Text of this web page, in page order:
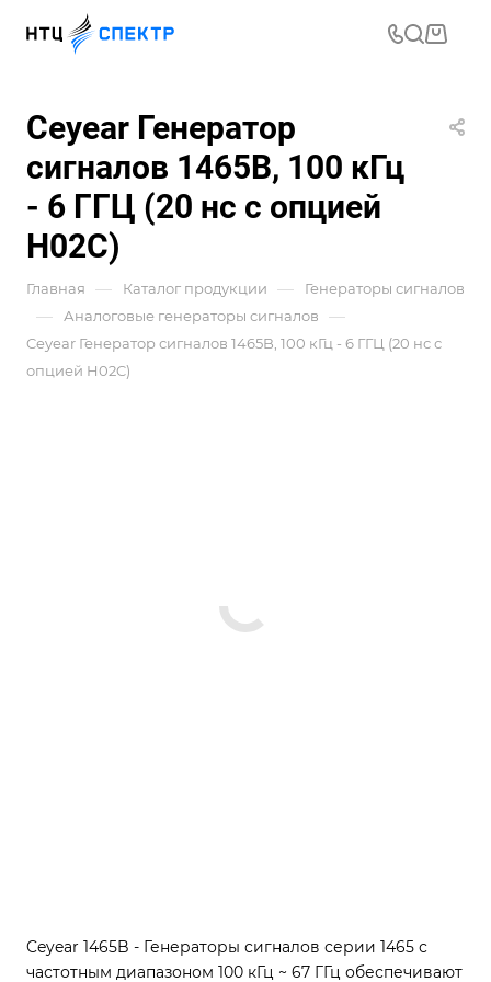
Ceyear Генератор
сигналов 1465B, 100 кГц
- 6 ГГЦ (20 нс с опцией
H02C)
Главная — Каталог продукции — Генераторы сигналов
— Аналоговые генераторы сигналов —
Ceyear Генератор сигналов 1465B, 100 кГц - 6 ГГЦ (20 нс с
опцией H02C)
Ceyear 1465B - Генераторы сигналов серии 1465 с
частотным диапазоном 100 кГц ~ 67 ГГц обеспечивают